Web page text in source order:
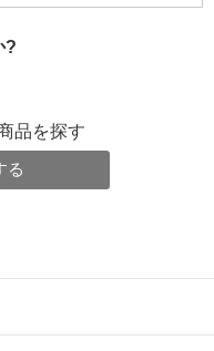
?
品を探す
る